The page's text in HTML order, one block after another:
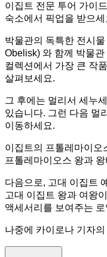
이집트 전문 투어 가이
숙소에서 픽업을 받으세
박물관의 독특한 전시
Obelisk) 와 함께 박물
컬렉션에서 가장 큰 작
살펴보세요.
그 후에는 멀리서 세누
있습니다. 그런 다음 멀
이동하세요.
이집트의 프톨레마이오
프톨레마이오스 왕과
다음으로, 고대 이집트
고대 이집트 왕과 여왕
액세서리를 보여주는
나중에 카이로나 기자